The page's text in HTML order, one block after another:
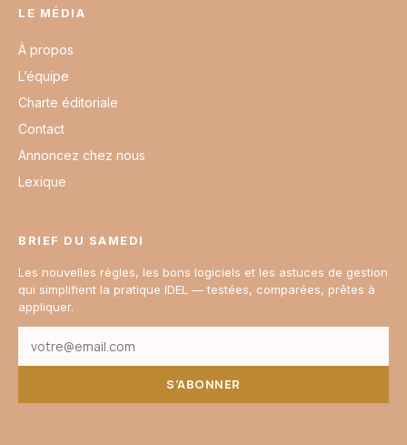
LE MÉDIA
À propos
L’équipe
Charte éditoriale
Contact
Annoncez chez nous
Lexique
BRIEF DU SAMEDI
Les nouvelles règles, les bons logiciels et les astuces de gestion
qui simplifient la pratique IDEL — testées, comparées, prêtes à
appliquer.
S’ABONNER